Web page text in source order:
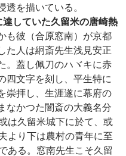
透を描いている。
達していた久留米の唐崎熱
も彼（合原窓南）が京都
た人は絅斎先生浅見安正
。蓋し佩刀のハヾキに赤
四文字を刻し、平生特に
崇拝し、生涯遂に幕府の
なかつた闇斎の大義名分
は久留米城下に於て、或
より下は農村の青年に至
ある。窓南先生こそ久留